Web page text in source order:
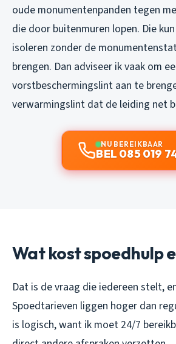
oude monumentenpanden tegen
die door buitenmuren lopen. Die
isoleren zonder de
brengen. Dan adviseer ik vaak om
vorstbeschermingslint aan te
verwarmingslint dat de leiding net
NU BEREIKBAAR
BEL 085 019
Wat kost spoedhulp
Dat is de vraag die iedereen stelt,
Spoedtarieven liggen hoger dan
is logisch, want ik moet 24/7